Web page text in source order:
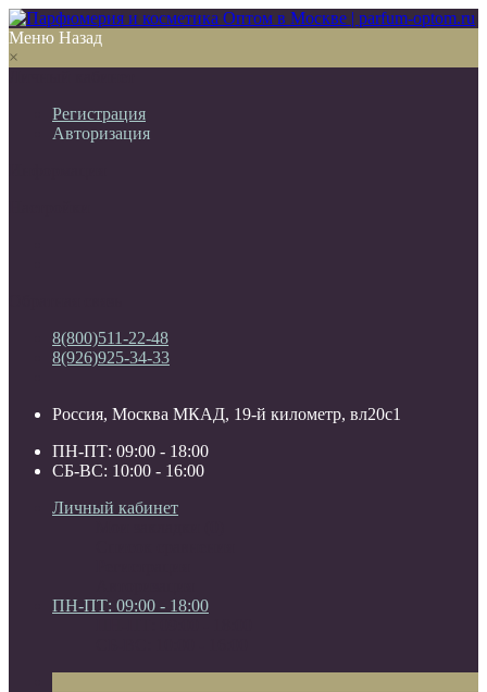
Меню Назад
×
Регистрация
Авторизация
8(800)511-22-48
8(926)925-34-33
Россия, Москва МКАД, 19-й километр, вл20с1
ПН-ПТ: 09:00 - 18:00
СБ-ВС: 10:00 - 16:00
Личный кабинет
ПН-ПТ: 09:00 - 18:00